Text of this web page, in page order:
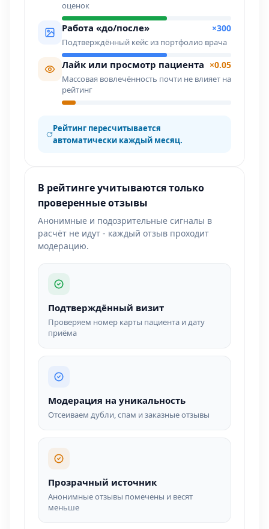
оценок
Работа «до/после» ×300
Подтверждённый кейс из портфолио врача
Лайк или просмотр пациента ×0.05
Массовая вовлечённость почти не влияет на
рейтинг
Рейтинг пересчитывается
автоматически каждый месяц.
В рейтинге учитываются только
проверенные отзывы
Анонимные и подозрительные сигналы в
расчёт не идут - каждый отзыв проходит
модерацию.
Подтверждённый визит
Проверяем номер карты пациента и дату
приёма
Модерация на уникальность
Отсеиваем дубли, спам и заказные отзывы
Прозрачный источник
Анонимные отзывы помечены и весят
меньше